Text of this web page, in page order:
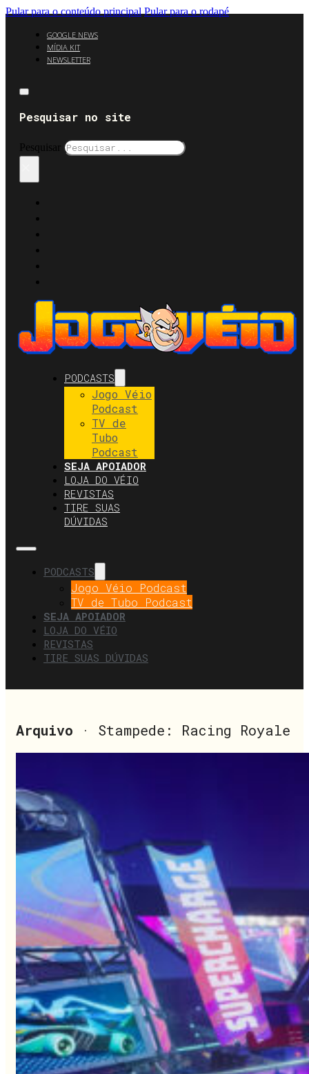
Pular para o conteúdo principal Pular para o rodapé
GOOGLE NEWS
MÍDIA KIT
NEWSLETTER
Pesquisar no site
Pesquisar
PODCASTS
Jogo Véio
Podcast
TV de
Tubo
Podcast
SEJA APOIADOR
LOJA DO VÉIO
REVISTAS
TIRE SUAS
DÚVIDAS
PODCASTS
Jogo Véio Podcast
TV de Tubo Podcast
SEJA APOIADOR
LOJA DO VÉIO
REVISTAS
TIRE SUAS DÚVIDAS
Arquivo · Stampede: Racing Royale